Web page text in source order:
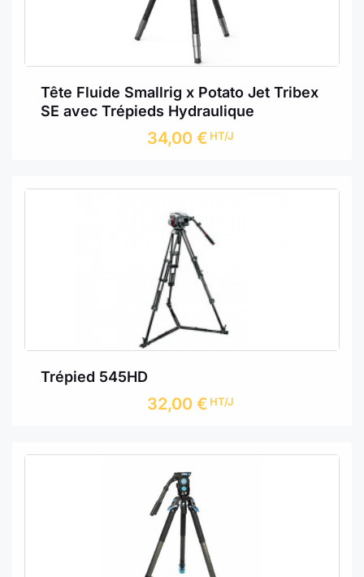
Tête Fluide Smallrig x Potato Jet Tribex
SE avec Trépieds Hydraulique
34,00 € HT/J
Trépied 545HD
32,00 € HT/J